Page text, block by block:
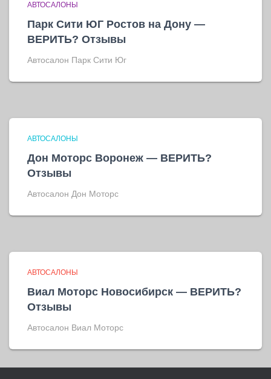
АВТОСАЛОНЫ
Парк Сити ЮГ Ростов на Дону —
ВЕРИТЬ? Отзывы
Автосалон Парк Сити Юг
АВТОСАЛОНЫ
Дон Моторс Воронеж — ВЕРИТЬ?
Отзывы
Автосалон Дон Моторс
АВТОСАЛОНЫ
Виал Моторс Новосибирск — ВЕРИТЬ?
Отзывы
Автосалон Виал Моторс